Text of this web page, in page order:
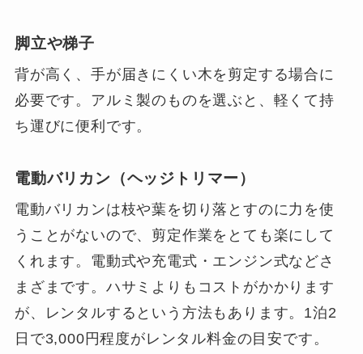
脚立や梯子
背が高く、手が届きにくい木を剪定する場合に
必要です。アルミ製のものを選ぶと、軽くて持
ち運びに便利です。
電動バリカン（ヘッジトリマー）
電動バリカンは枝や葉を切り落とすのに力を使
うことがないので、剪定作業をとても楽にして
くれます。電動式や充電式・エンジン式などさ
まざまです。ハサミよりもコストがかかります
が、レンタルするという方法もあります。1泊2
日で3,000円程度がレンタル料金の目安です。